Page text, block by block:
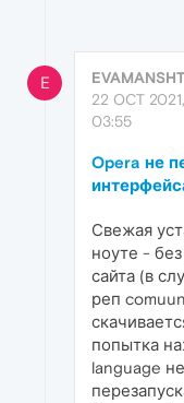
E
EVAMANSHT
22 OCT 2021,
03:55
Opera не
Свежая
ноуте -
сайта (в
реп
попытка
language